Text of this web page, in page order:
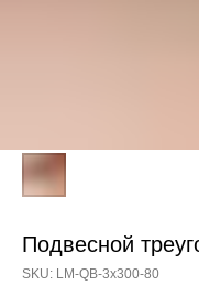
Подвесной
SKU: LM-QB-3х300-80